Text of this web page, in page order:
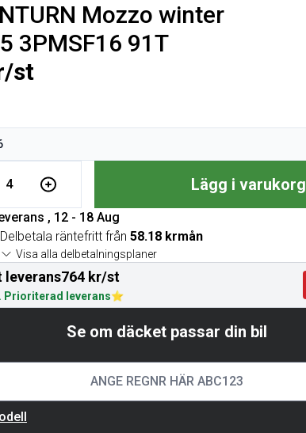
Mozzo winter
3PMSF16 91T
st
4 Lägg i varukorg
, 12 - 18 Aug
Delbetala räntefritt från 58.18 krmån
Visa alla delbetalningsplaner
leverans764 kr/st
Prioriterad leverans
Se om däcket passar din bil